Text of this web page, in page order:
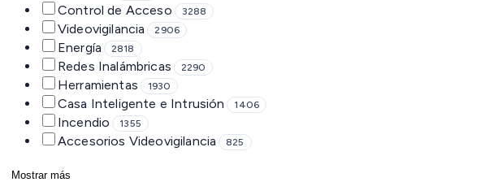
Control de Acceso 3288
Videovigilancia 2906
Energía 2818
Redes Inalámbricas 2290
Herramientas 1930
Casa Inteligente e Intrusión 1406
Incendio 1355
Accesorios Videovigilancia 825
Mostrar más